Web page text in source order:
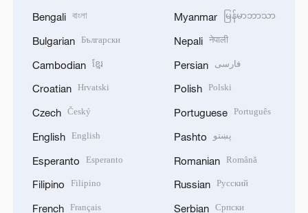
Bengali বাংলা
Bulgarian Български
Cambodian ខ្មែរ
Croatian Hrvatski
Czech Český
English English
Esperanto Esperanto
Filipino Filipino
French Français
Myanmar မြန်မာဘာသာ
Nepali नेपाली
Persian فارسی
Polish Polski
Portuguese Português
Pashto پښتو
Romanian Română
Russian Русский
Serbian Српски